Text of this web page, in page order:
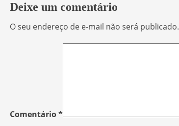
Deixe um comentário
O seu endereço de e-mail não será publicado.
Comentário*